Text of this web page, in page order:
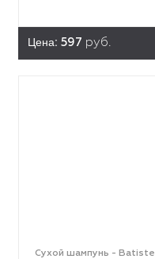
Цена: 597 руб.
Сухой шампунь -